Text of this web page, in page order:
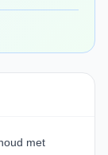
met